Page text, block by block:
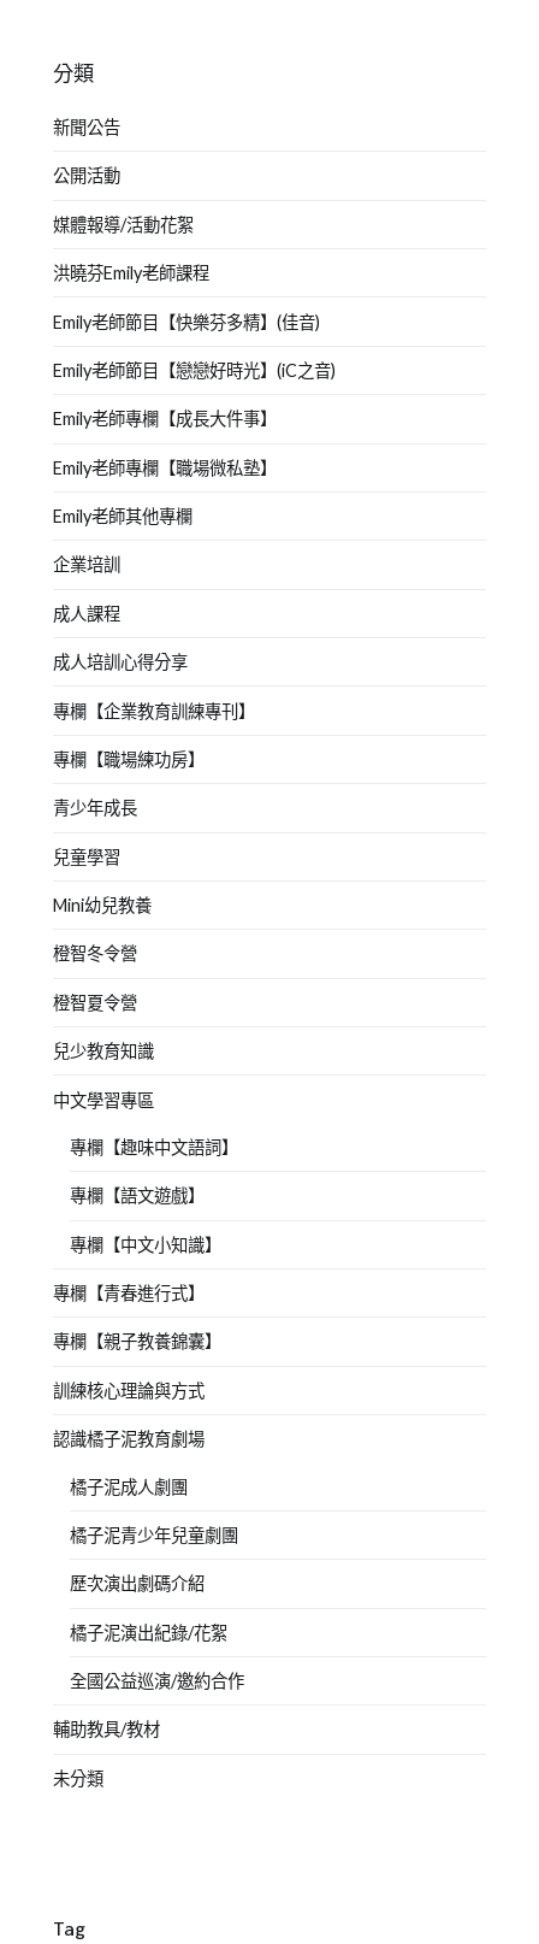
分類
新聞公告
公開活動
媒體報導/活動花絮
洪曉芬Emily老師課程
Emily老師節目【快樂芬多精】(佳音)
Emily老師節目【戀戀好時光】(iC之音)
Emily老師專欄【成長大件事】
Emily老師專欄【職場微私塾】
Emily老師其他專欄
企業培訓
成人課程
成人培訓心得分享
專欄【企業教育訓練專刊】
專欄【職場練功房】
青少年成長
兒童學習
Mini幼兒教養
橙智冬令營
橙智夏令營
兒少教育知識
中文學習專區
專欄【趣味中文語詞】
專欄【語文遊戲】
專欄【中文小知識】
專欄【青春進行式】
專欄【親子教養錦囊】
訓練核心理論與方式
認識橘子泥教育劇場
橘子泥成人劇團
橘子泥青少年兒童劇團
歷次演出劇碼介紹
橘子泥演出紀錄/花絮
全國公益巡演/邀約合作
輔助教具/教材
未分類
Tag